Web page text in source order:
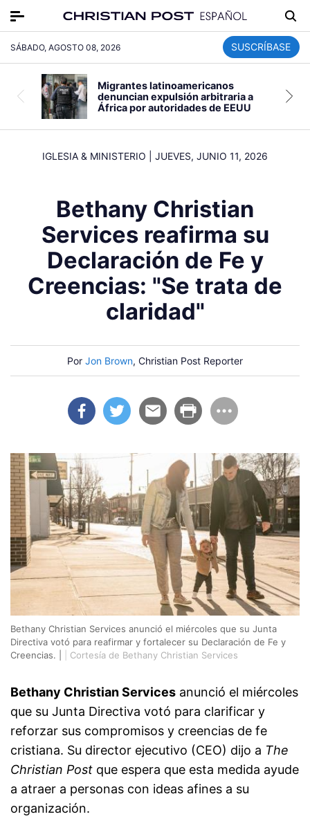
SÁBADO, AGOSTO 08, 2026 SUSCRÍBASE
Migrantes latinoamericanos
denuncian expulsión arbitraria a
África por autoridades de EEUU
IGLESIA & MINISTERIO JUEVES, JUNIO 11, 2026
Bethany Christian
Services reafirma su
Declaración de Fe y
Creencias: "Se trata de
claridad"
Por Jon Brown, Christian Post Reporter
Bethany Christian Services anunció el miércoles que su Junta
Directiva votó para reafirmar y fortalecer su Declaración de Fe y
Creencias. |
Cortesía de Bethany Christian Services
Bethany Christian Services anunció el miércoles
que su Junta Directiva votó para clarificar y
reforzar sus compromisos y creencias de fe
cristiana. Su director ejecutivo (CEO) dijo a The
Christian Post que espera que esta medida ayude
a atraer a personas con ideas afines a su
organización.